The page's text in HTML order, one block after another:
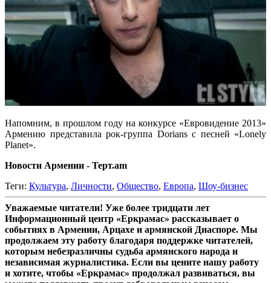
Напомним, в прошлом году на конкурсе «Евровидение 2013»
Армению представила рок-группа Dorians с песней «Lonely
Planet».
Новости Армении - Терт.am
Теги: Культура, Личности, Общество, Европа, Шоу-бизнес
Уважаемые читатели! Уже более тридцати лет
Информационный центр «Еркрамас» рассказывает о
событиях в Армении, Арцахе и армянской Диаспоре. Мы
продолжаем эту работу благодаря поддержке читателей,
которым небезразличны судьба армянского народа и
независимая журналистика. Если вы цените нашу работу
и хотите, чтобы «Еркрамас» продолжал развиваться, вы